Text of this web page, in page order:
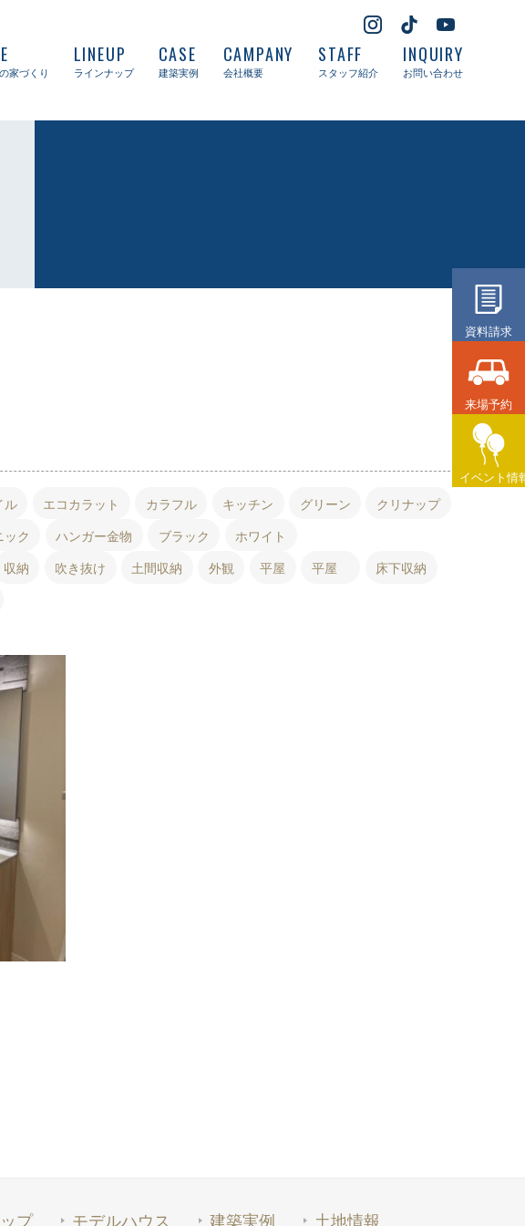
家づくり
LINEUP
ラインナップ
CASE
建築実例
CAMPANY
会社概要
STAFF
スタッフ紹介
INQUIRY
お問い合わせ
ル エコカラット カラフル キッチン グリーン
クリナップ
ック ハンガー金物 ブラック
ホワイト
収納 吹き抜け 土間収納 外観 平屋 平屋
床下収納
資料請求
来場予約
イベント情
プ モデルハウス 建築実例 土地情報